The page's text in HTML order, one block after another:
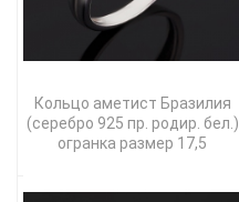
Кольцо аметист Бразилия
(серебро 925 пр. родир. бел.)
огранка размер 17,5